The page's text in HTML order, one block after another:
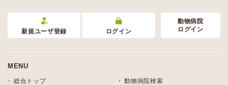
新規ユーザ登録 ログイン
動物病院
ログイン
MENU
総合トップ 動物病院検索